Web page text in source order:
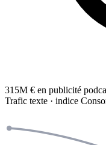
315M € en publicité
Trafic texte · indice